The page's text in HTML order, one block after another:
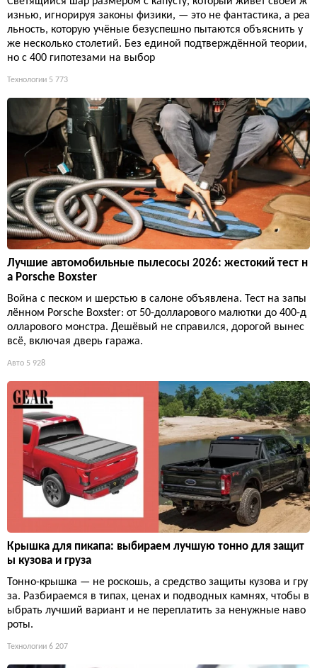
изнью, игнорируя законы физики, — это не фантастика, а реа
льность, которую учёные безуспешно пытаются объяснить у
же несколько столетий. Без единой подтверждённой теории,
но с 400 гипотезами на выбор
Технологии 5 773
Лучшие автомобильные пылесосы 2026: жестокий тест н
а Porsche Boxster
Война с песком и шерстью в салоне объявлена. Тест на запы
лённом Porsche Boxster: от 50-долларового малютки до 400-д
олларового монстра. Дешёвый не справился, дорогой вынес
всё, включая дверь гаража.
Авто 5 928
Крышка для пикапа: выбираем лучшую тонно для защит
ы кузова и груза
Тонно-крышка — не роскошь, а средство защиты кузова и гру
за. Разбираемся в типах, ценах и подводных камнях, чтобы в
ыбрать лучший вариант и не переплатить за ненужные наво
роты.
Технологии 6 207